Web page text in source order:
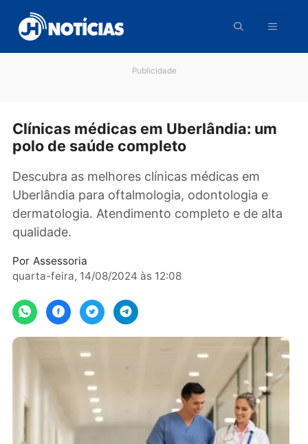
para
conteúdo
Clínicas médicas em Uberlândia: um
Descubra as melhores clínicas médicas em
Uberlândia para oftalmologia, odontologia e
dermatologia. Atendimento completo e de
qualidade.
quarta-feira, 14/08/2024 às 12:08